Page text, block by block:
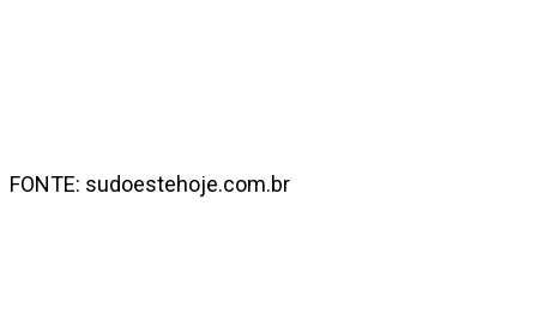
FONTE: sudoestehoje.com.br